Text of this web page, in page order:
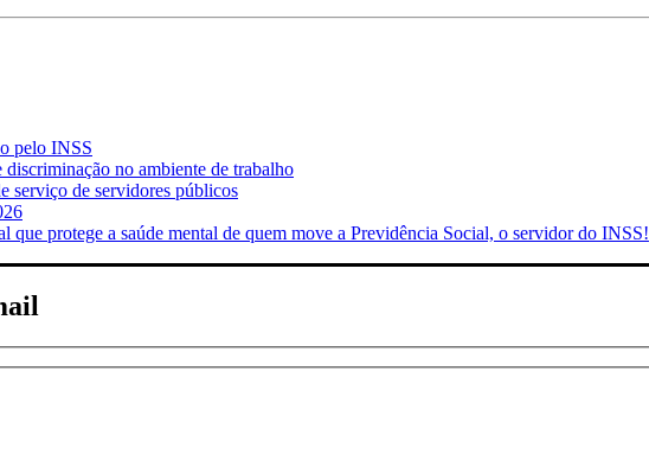
pelo INSS
no ambiente de trabalho
serviço de servidores públicos
protege a saúde mental de quem move a Previdência Social, o servidor do INSS!